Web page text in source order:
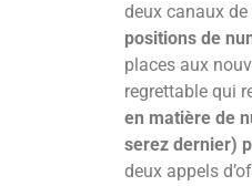
deux canaux
positions de
places aux
regrettable qui
en matière de
serez dernier)
deux appels